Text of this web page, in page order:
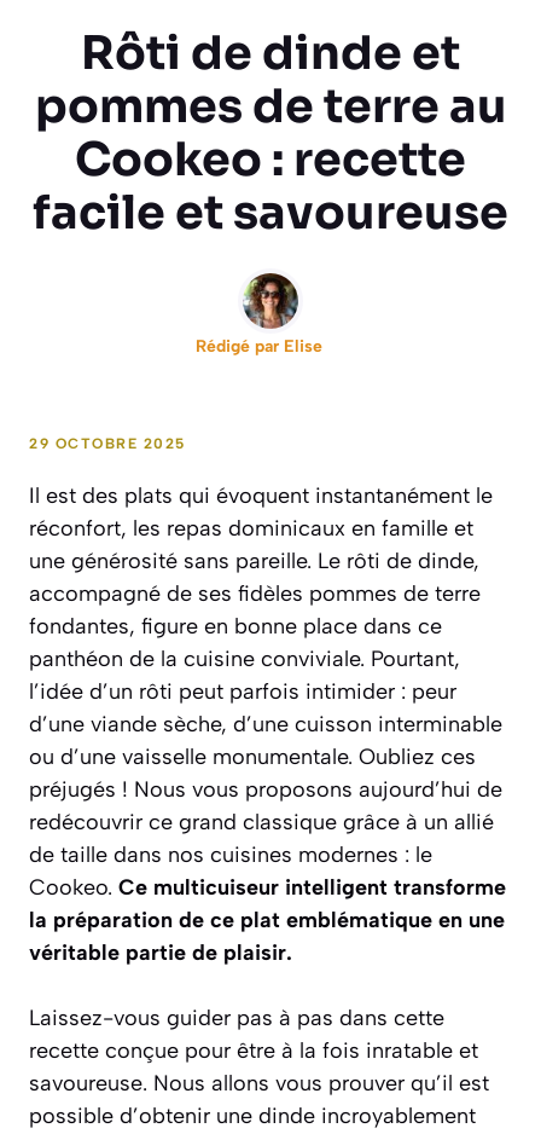
Rôti de dinde et
pommes de terre au
Cookeo : recette
facile et savoureuse
Rédigé par Elise
29 OCTOBRE 2025
Il est des plats qui évoquent instantanément le
réconfort, les repas dominicaux en famille et
une générosité sans pareille. Le rôti de dinde,
accompagné de ses fidèles pommes de terre
fondantes, figure en bonne place dans ce
panthéon de la cuisine conviviale. Pourtant,
l’idée d’un rôti peut parfois intimider : peur
d’une viande sèche, d’une cuisson interminable
ou d’une vaisselle monumentale. Oubliez ces
préjugés ! Nous vous proposons aujourd’hui de
redécouvrir ce grand classique grâce à un allié
de taille dans nos cuisines modernes : le
Cookeo. Ce multicuiseur intelligent transforme
la préparation de ce plat emblématique en une
véritable partie de plaisir.
Laissez-vous guider pas à pas dans cette
recette conçue pour être à la fois inratable et
savoureuse. Nous allons vous prouver qu’il est
possible d’obtenir une dinde incroyablement